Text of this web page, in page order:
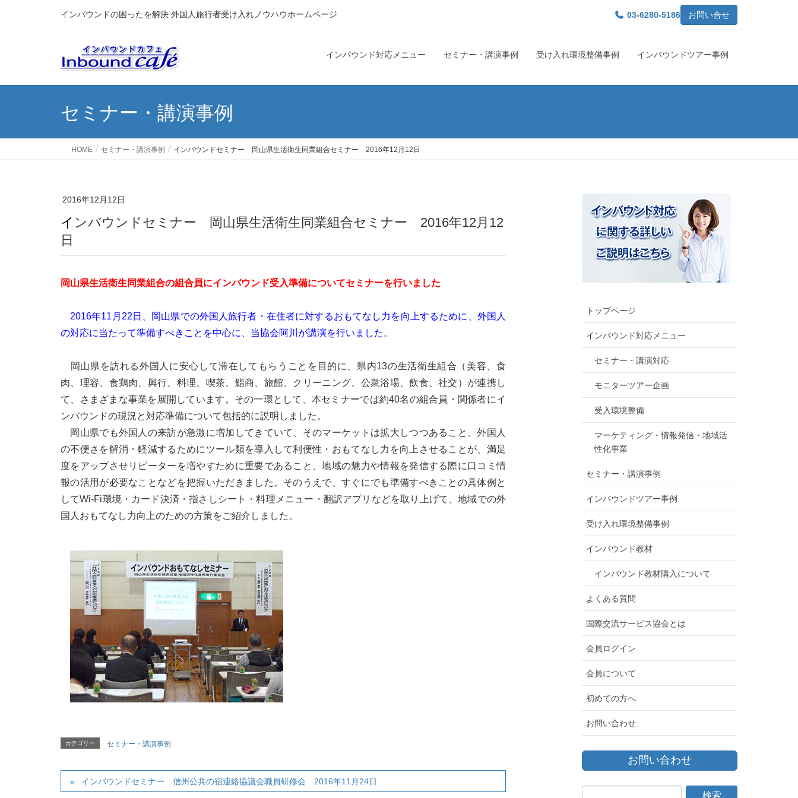
インバウンドの困ったを解決 外国人旅行者受け入れノウハウホームページ 03-6280-5186 お問い合せ
インバウンド対応メニュー セミナー・講演事例 受け入れ環境整備事例 インバウンドツアー事例
セミナー・講演事例
HOME セミナー・講演事例 インバウンドセミナー 岡山県生活衛生同業組合セミナー 2016年12月12日
2016年12月12日
インバウンドセミナー 岡山県生活衛生同業組合セミナー 2016年12月12
日
岡山県生活衛生同業組合の組合員にインバウンド受入準備についてセミナーを行いました
2016年11月22日、岡山県での外国人旅行者・在住者に対するおもてなし力を向上するために、外国人
の対応に当たって準備すべきことを中心に、当協会阿川が講演を行いました。
岡山県を訪れる外国人に安心して滞在してもらうことを目的に、県内13の生活衛生組合（美容、食
肉、理容、食鶏肉、興行、料理、喫茶、鮨商、旅館、クリーニング、公衆浴場、飲食、社交）が連携し
て、さまざまな事業を展開しています。その一環として、本セミナーでは約40名の組合員・関係者にイ
ンバウンドの現況と対応準備について包括的に説明しました。
岡山県でも外国人の来訪が急激に増加してきていて、そのマーケットは拡大しつつあること、外国人
の不便さを解消・軽減するためにツール類を導入して利便性・おもてなし力を向上させることが、満足
度をアップさせリピーターを増やすために重要であること、地域の魅力や情報を発信する際に口コミ情
報の活用が必要なことなどを把握いただきました。そのうえで、すぐにでも準備すべきことの具体例と
してWi-Fi環境・カード決済・指さしシート・料理メニュー・翻訳アプリなどを取り上げて、地域での外
国人おもてなし力向上のための方策をご紹介しました。
カテゴリー セミナー・講演事例
インバウンドセミナー 信州公共の宿連絡協議会職員研修会 2016年11月24日
トップページ
インバウンド対応メニュー
セミナー・講演対応
モニターツアー企画
受入環境整備
マーケティング・情報発信・地域活
性化事業
セミナー・講演事例
インバウンドツアー事例
受け入れ環境整備事例
インバウンド教材
インバウンド教材購入について
よくある質問
国際交流サービス協会とは
会員ログイン
会員について
初めての方へ
お問い合わせ
お問い合わせ